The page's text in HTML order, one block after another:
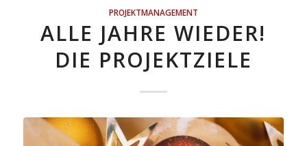
PROJEKTMANAGEMENT
ALLE JAHRE WIEDER!
DIE PROJEKTZIELE